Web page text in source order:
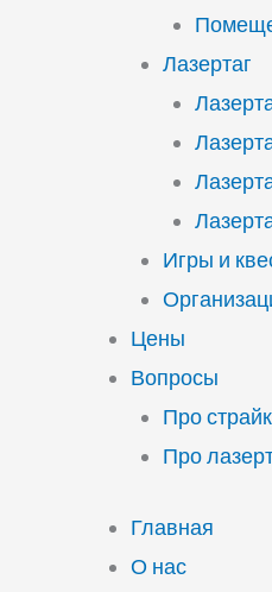
Лазертаг
Игры и
Цены
Вопросы
Про
Про
Главная
О нас